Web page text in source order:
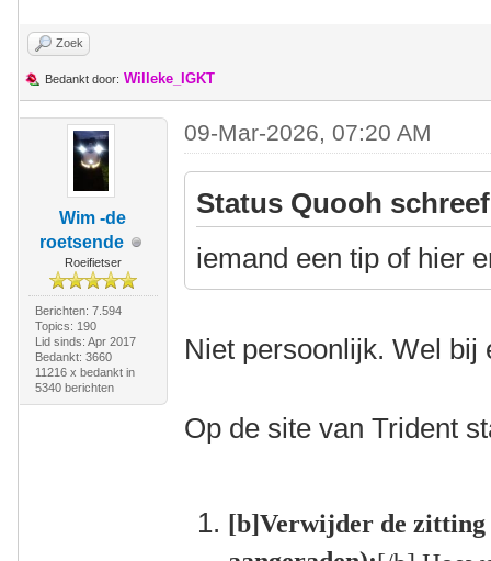
Zoek
Bedankt door: Willeke_IGKT
Wim -de
roetsende
Roeifietser
Berichten: 7.594
Topics: 190
Lid sinds: Apr 2017
Bedankt: 3660
11216 x bedankt in
5340 berichten
09-Mar-2026, 07:20 AM
Status Quooh
iemand een tip of hier
Niet persoonlijk. Wel bij
Op de site van Trident
[b]Verwijder de